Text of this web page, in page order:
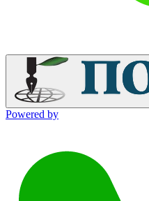
Powered by